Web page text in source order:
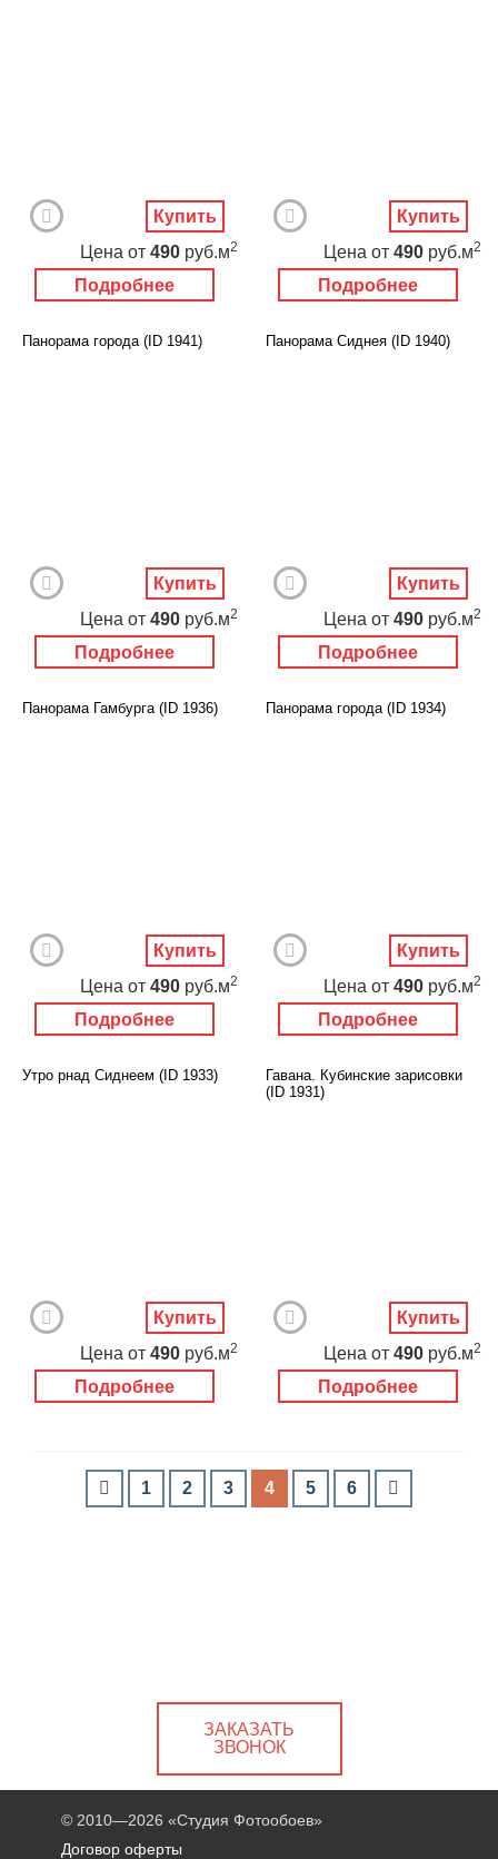
Подробнее
Цена от 490 руб.м2
Купить
Подробнее
Цена от 490 руб.м2
Купить
Панорама города (ID 1941)
Подробнее
Цена от 490 руб.м2
Купить
Панорама Сиднея (ID 1940)
Подробнее
Цена от 490 руб.м2
Купить
Панорама Гамбурга (ID 1936)
Подробнее
Цена от 490 руб.м2
Купить
Панорама города (ID 1934)
Подробнее
Цена от 490 руб.м2
Купить
Утро рнад Сиднеем (ID 1933)
Подробнее
Цена от 490 руб.м2
Купить
Гавана. Кубинские зарисовки
(ID 1931)
Подробнее
Цена от 490 руб.м2
Купить
1 2 3 4 5 6
ЗАКАЗАТЬ
ЗВОНОК
© 2010—2026 «Студия Фотообоев»
Договор оферты